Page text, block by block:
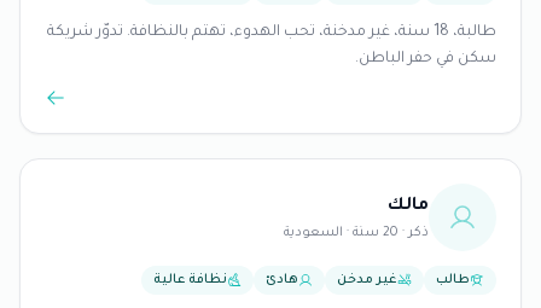
طالبة، 18 سنة، غير مدخنة، تحب الهدوء، تهتم بالنظافة. تدوّر شريكة
سكن في حفر الباطن.
مالك
ذكر · 20 سنة · السعودية
طالب غير مدخن هادئ نظافة عالية